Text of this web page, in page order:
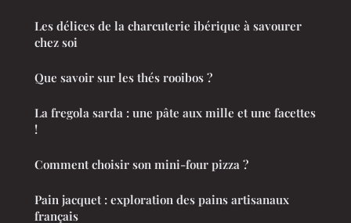
Les délices de la charcuterie ibérique à savourer
chez soi
Que savoir sur les thés rooibos ?
La fregola sarda : une pâte aux mille et une facettes
!
Comment choisir son mini-four pizza ?
Pain jacquet : exploration des pains artisanaux
français